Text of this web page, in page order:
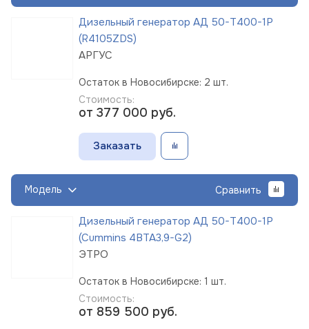
Дизельный генератор АД 50-Т400-1Р
(R4105ZDS)
АРГУС
Остаток в Новосибирске: 2 шт.
Стоимость:
от 377 000 руб.
Заказать
Модель Сравнить
Дизельный генератор АД 50-Т400-1Р
(Cummins 4BTA3,9-G2)
ЭТРО
Остаток в Новосибирске: 1 шт.
Стоимость:
от 859 500 руб.